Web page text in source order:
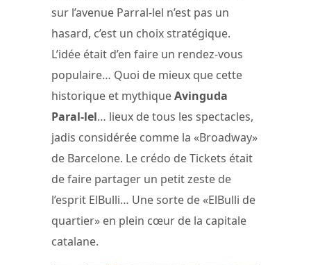
sur l’avenue Parral-lel n’est pas un
hasard, c’est un choix stratégique.
L’idée était d’en faire un rendez-vous
populaire… Quoi de mieux que cette
historique et mythiqueAvinguda
Paral-lel… lieux de tous les spectacles,
jadis considérée comme la «Broadway»
de Barcelone. Le crédo de Tickets était
de faire partager un petit zeste de
l’esprit ElBulli… Une sorte de «ElBulli de
quartier» en plein cœur de la capitale
catalane.